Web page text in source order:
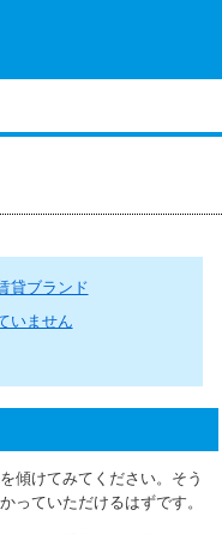
貸ブランド
いません
傾けてみてください。そう
っていただけるはずです。